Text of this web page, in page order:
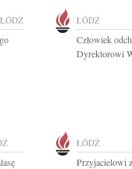
ŁÓDŹ ŁÓDŹ
Człowiek
Dyrektorowi
ŁÓDŹ
Przyjacielowi